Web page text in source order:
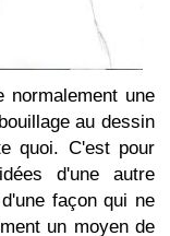
une
au dessin
quoi. C'est pour
d'une autre
façon qui ne
un moyen de